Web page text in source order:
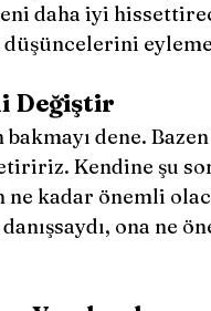
daha iyi
Değiştir
bakmayı dene.
Kendine şu
ne kadar önemli
ona ne